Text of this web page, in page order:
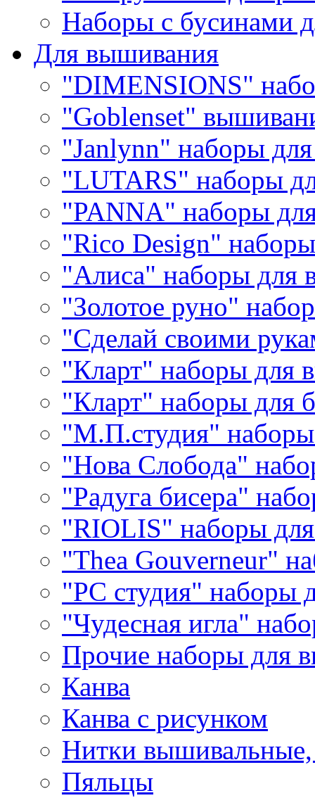
Наборы с бусинами
Для вышивания
"DIMENSIONS"
"Goblenset"
"Janlynn" наборы
"LUTARS" наборы
"PANNA" наборы
"Rico Design"
"Алиса" наборы для
"Золотое руно"
"Сделай своими
"Кларт" наборы для
"Кларт" наборы для
"М.П.студия"
"Нова Слобода"
"Радуга бисера"
"RIOLIS" наборы
"Thea Gouverneur"
"РС студия" наборы
"Чудесная игла"
Прочие наборы для
Канва
Канва с рисунком
Нитки
Пяльцы